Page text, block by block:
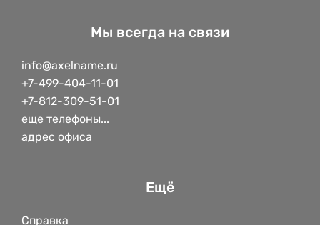
Мы всегда на связи
info@axelname.ru
+7-499-404-11-01
+7-812-309-51-01
еще телефоны...
адрес офиса
Ещё
Справка